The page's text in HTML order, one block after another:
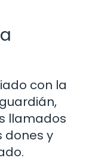
con la
llamados
dones y